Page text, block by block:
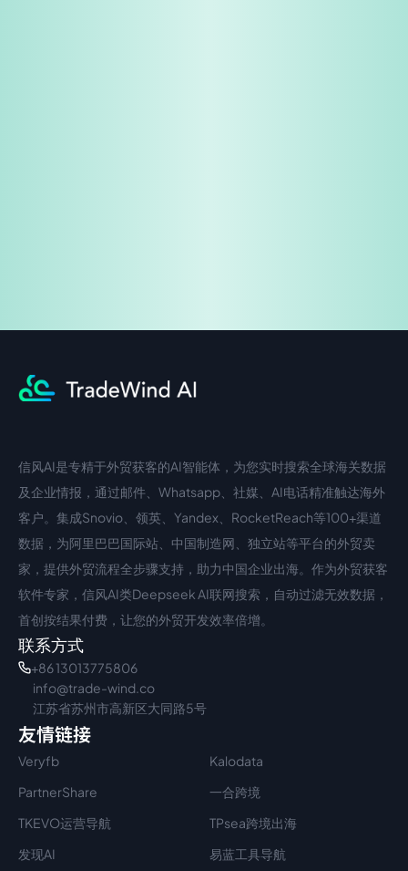
中文入口
信风AI是专精于外贸获客的AI智能体，为您实时搜索全球海关数据
及企业情报，通过邮件、Whatsapp、社媒、AI电话精准触达海外
客户。集成Snovio、领英、Yandex、RocketReach等100+渠道
数据，为阿里巴巴国际站、中国制造网、独立站等平台的外贸卖
家，提供外贸流程全步骤支持，助力中国企业出海。作为外贸获客
软件专家，信风AI类Deepseek AI联网搜索，自动过滤无效数据，
首创按结果付费，让您的外贸开发效率倍增。
联系方式
+86 13013775806
info@trade-wind.co
江苏省苏州市高新区大同路5号
友情链接
Veryfb
Kalodata
PartnerShare
一合跨境
TKEVO运营导航
TPsea跨境出海
发现AI
易蓝工具导航